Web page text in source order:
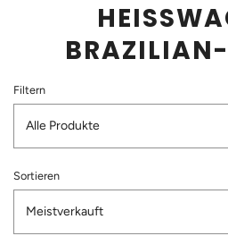
RAZILIAN-
Filtern
Alle Produkte
Sortieren
Meistverkauft